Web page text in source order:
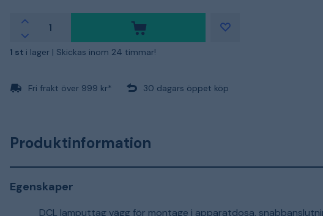
1 st i lager | Skickas inom 24 timmar!
Fri frakt över 999 kr* 30 dagars öppet köp
Produktinformation
Egenskaper
DCL lamputtag vägg för montage i apparatdosa,